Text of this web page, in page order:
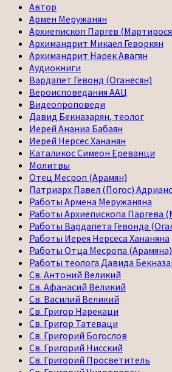
Автор
Армен Меружанян
Архиепископ Паргев
Архимандрит Микаел Геворкян
Архимандрит Нарек Авагян
Аудиокниги
Вардапет Гевонд (Оганесян)
Вероисповедания ААЦ
Видеопроповеди
Давид Бекназарян, теолог
Иерей Ананиа Бабаян
Иерей Нерсес Хананян
Каталикос Симеон Ереванци
Молитвы
Отец Месроп (Арамян)
Патриарх Павел (Погос)
Работы Армена Меружаняна
Работы Архиепископа Паргева
Работы Вардапета Гевонда
Работы Иерея Нерсеса Хананяна
Работы Отца Месропа
Работы теолога Давида
Св. Антоний Великий
Св. Афанасий Великий
Св. Василий Великий
Св. Григор Нарекаци
Св. Григор Татеваци
Св. Григорий Богослов
Св. Григорий Нисский
Св. Григорий Просветитель